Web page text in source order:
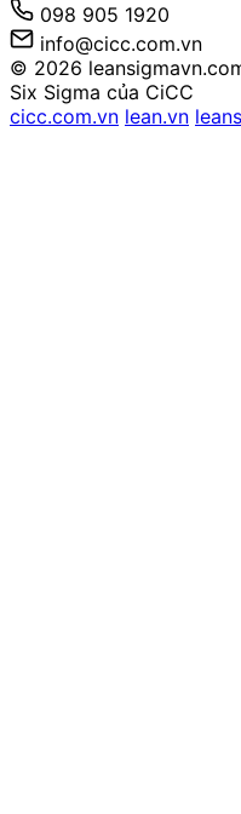
098 905 1920
info@cicc.com.vn
© 2026
Six Sigma của CiCC
cicc.com.vn lean.vn